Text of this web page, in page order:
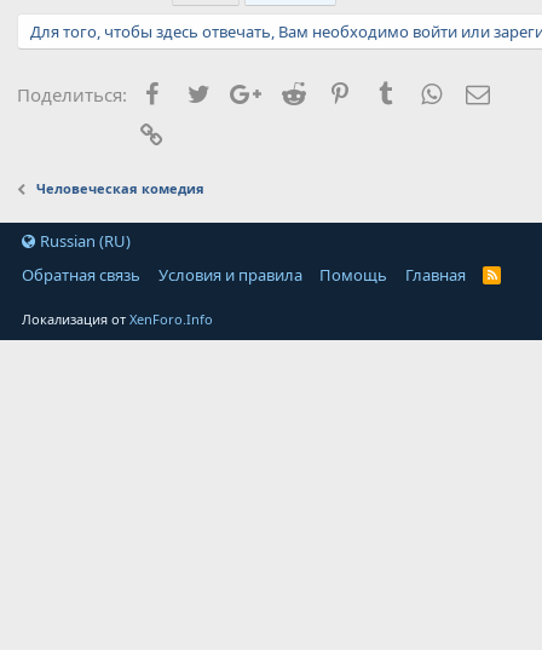
т
и
Для того, чтобы здесь отвечать, Вам необходимо войти или
Поделиться: Facebook
TwitterGoogle+
Reddit PinterestTumblrWhatsApp
Человеческая комедия
Russian (RU)
Обратная связь
Условия и правила Помощь Главная
Локализация отXenForo.Info